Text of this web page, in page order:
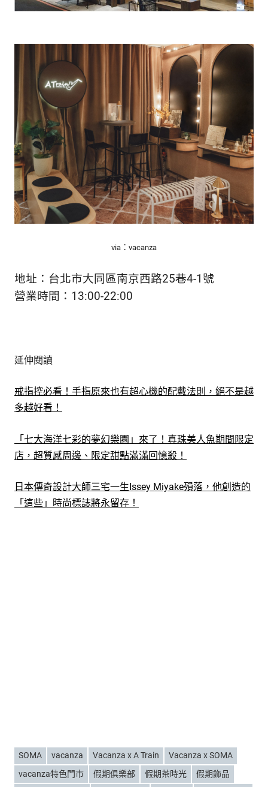
via：vacanza
地址：台北市大同區南京西路25巷4-1號
營業時間：13:00-22:00
延伸閱讀
戒指控必看！手指原來也有超心機的配戴法則，絕不是越
多越好看！
「七大海洋七彩的夢幻樂園」來了！真珠美人魚期間限定
店，超質感周邊、限定甜點滿滿回憶殺！
日本傳奇設計大師三宅一生Issey Miyake殞落，他創造的
「這些」時尚標誌將永留存！
SOMA vacanza Vacanza x A Train
Vacanza x SOMA
vacanza特色門市
假期俱樂部 假期茶時光
假期飾品